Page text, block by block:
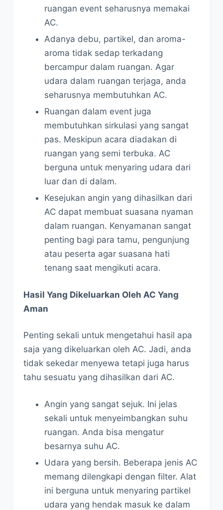
ruangan event seharusnya memakai
AC.
Adanya debu, partikel, dan aroma-
aroma tidak sedap terkadang
bercampur dalam ruangan. Agar
udara dalam ruangan terjaga, anda
seharusnya membutuhkan AC.
Ruangan dalam event juga
membutuhkan sirkulasi yang sangat
pas. Meskipun acara diadakan di
ruangan yang semi terbuka. AC
berguna untuk menyaring udara dari
luar dan di dalam.
Kesejukan angin yang dihasilkan dari
AC dapat membuat suasana nyaman
dalam ruangan. Kenyamanan sangat
penting bagi para tamu, pengunjung
atau peserta agar suasana hati
tenang saat mengikuti acara.
Hasil Yang Dikeluarkan Oleh AC Yang
Aman
Penting sekali untuk mengetahui hasil apa
saja yang dikeluarkan oleh AC. Jadi, anda
tidak sekedar menyewa tetapi juga harus
tahu sesuatu yang dihasilkan dari AC.
Angin yang sangat sejuk. Ini jelas
sekali untuk menyeimbangkan suhu
ruangan. Anda bisa mengatur
besarnya suhu AC.
Udara yang bersih. Beberapa jenis AC
memang dilengkapi dengan filter. Alat
ini berguna untuk menyaring partikel
udara yang hendak masuk ke dalam